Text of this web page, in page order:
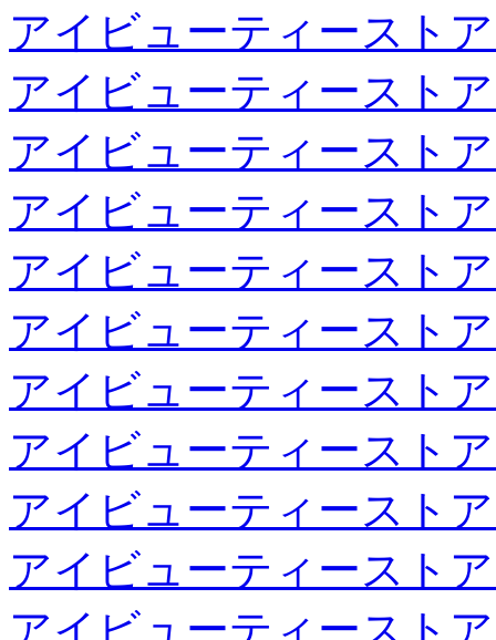
アイビューティースト
アイビューティースト
アイビューティースト
アイビューティースト
アイビューティースト
アイビューティースト
アイビューティースト
アイビューティースト
アイビューティースト
アイビューティースト
アイビューティースト